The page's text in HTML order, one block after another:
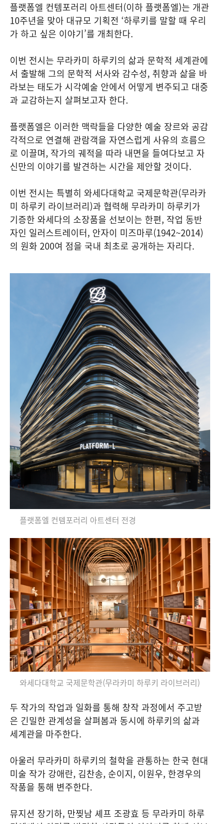
플랫폼엘 컨템포러리 아트센터(이하 플랫폼엘)는 개관
10주년을 맞아 대규모 기획전 ‘하루키를 말할 때 우리
가 하고 싶은 이야기’를 개최한다.
이번 전시는 무라카미 하루키의 삶과 문학적 세계관에
서 출발해 그의 문학적 서사와 감수성, 취향과 삶을 바
라보는 태도가 시각예술 안에서 어떻게 변주되고 대중
과 교감하는지 살펴보고자 한다.
플랫폼엘은 이러한 맥락들을 다양한 예술 장르와 공감
각적으로 연결해 관람객을 자연스럽게 사유의 흐름으
로 이끌며, 작가의 궤적을 따라 내면을 들여다보고 자
신만의 이야기를 발견하는 시간을 제안할 것이다.
이번 전시는 특별히 와세다대학교 국제문학관(무라카
미 하루키 라이브러리)과 협력해 무라카미 하루키가
기증한 와세다의 소장품을 선보이는 한편, 작업 동반
자인 일러스트레이터, 안자이 미즈마루(1942~2014)
의 원화 200여 점을 국내 최초로 공개하는 자리다.
플랫폼엘 컨템포러리 아트센터 전경
와세다대학교 국제문학관(무라카미 하루키 라이브러리)
두 작가의 작업과 일화를 통해 창작 과정에서 주고받
은 긴밀한 관계성을 살펴봄과 동시에 하루키의 삶과
세계관을 마주한다.
아울러 무라카미 하루키의 철학을 관통하는 한국 현대
미술 작가 강애란, 김찬송, 순이지, 이원우, 한경우의
작품을 통해 변주한다.
뮤지션 장기하, 만찢남 셰프 조광효 등 무라카미 하루